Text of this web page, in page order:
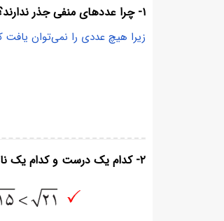
۱- چرا عددهای منفی جذر ندارند؟ یعنی عبارت مقابل بی معناست؟
زیرا هیچ عددی را نمی‌توان
۲- کدام یک درست و کدام یک نادرست‌اند؟